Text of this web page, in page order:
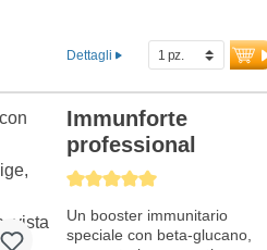
Dettagli
Average rating of 5 out of 5 stars
Immunforte
professional
Un booster immunitario
speciale con beta-glucano,